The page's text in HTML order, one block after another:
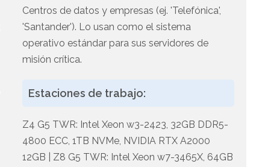
Centros de datos y empresas (ej. 'Telefónica',
'Santander'). Lo usan como el sistema
operativo estándar para sus servidores de
misión crítica.
Estaciones de trabajo:
Z4 G5 TWR: Intel Xeon w3-2423, 32GB DDR5-
4800 ECC, 1TB NVMe, NVIDIA RTX A2000
12GB | Z8 G5 TWR: Intel Xeon w7-3465X, 64GB